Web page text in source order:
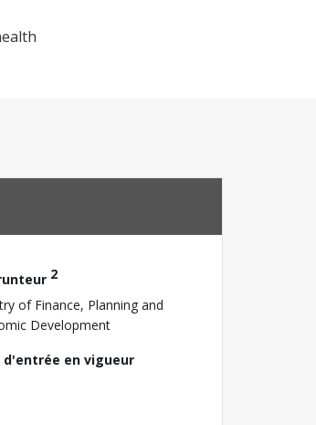
2
of Finance, Planning and
Development
d'entrée en vigueur